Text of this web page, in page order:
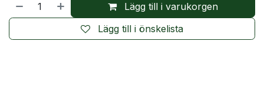
Lägg till i varukorgen
Lägg till i önskelista